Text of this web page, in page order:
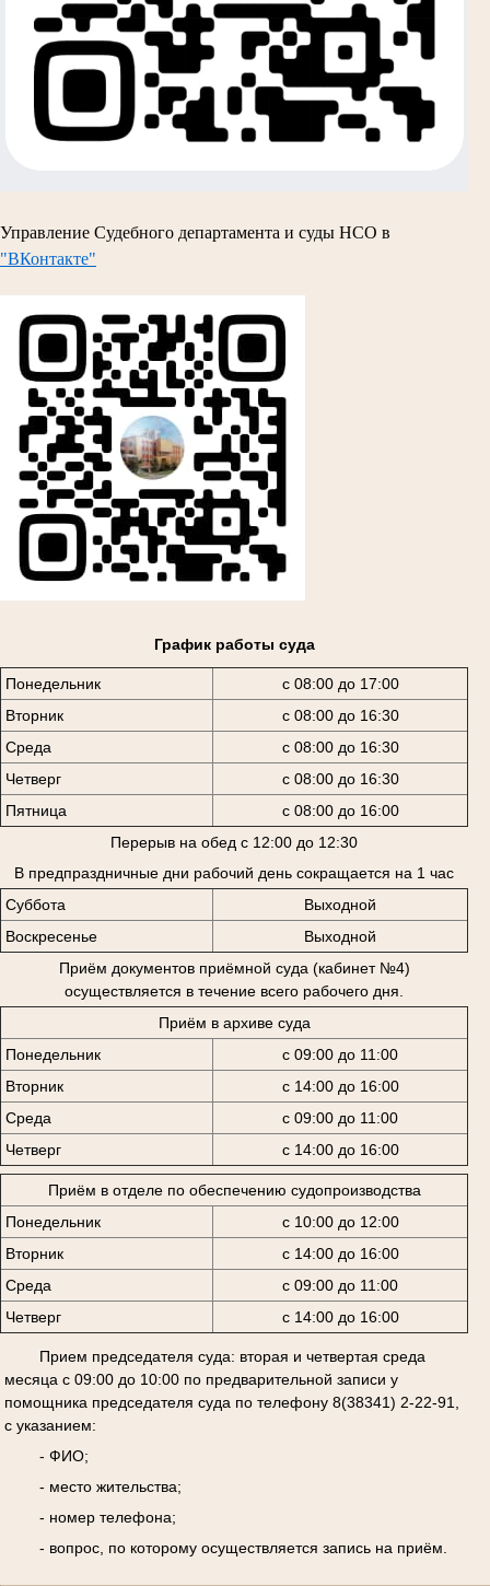
Управление Судебного департамента и суды НСО в
"ВКонтакте"
График работы суда
Понедельник
с 08:00 до 17:00
Вторник
с 08:00 до 16:30
Среда
с 08:00 до 16:30
Четверг
с 08:00 до 16:30
Пятница
с 08:00 до 16:00
Перерыв на обед с 12:00 до 12:30
В предпраздничные дни рабочий день сокращается на 1 час
Суббота
Выходной
Воскресенье
Выходной
Приём документов приёмной суда (кабинет №4)
осуществляется в течение всего рабочего дня.
Приём в архиве суда
Понедельник
с 09:00 до 11:00
Вторник
с 14:00 до 16:00
Среда
с 09:00 до 11:00
Четверг
с 14:00 до 16:00
Приём в отделе по обеспечению судопроизводства
Понедельник
с 10:00 до 12:00
Вторник
с 14:00 до 16:00
Среда
с 09:00 до 11:00
Четверг
с 14:00 до 16:00
Прием председателя суда: вторая и четвертая среда
месяца с 09:00 до 10:00 по предварительной записи у
помощника председателя суда по телефону 8(38341) 2-22-91,
с указанием:
- ФИО;
- место жительства;
- номер телефона;
- вопрос, по которому осуществляется запись на приём.